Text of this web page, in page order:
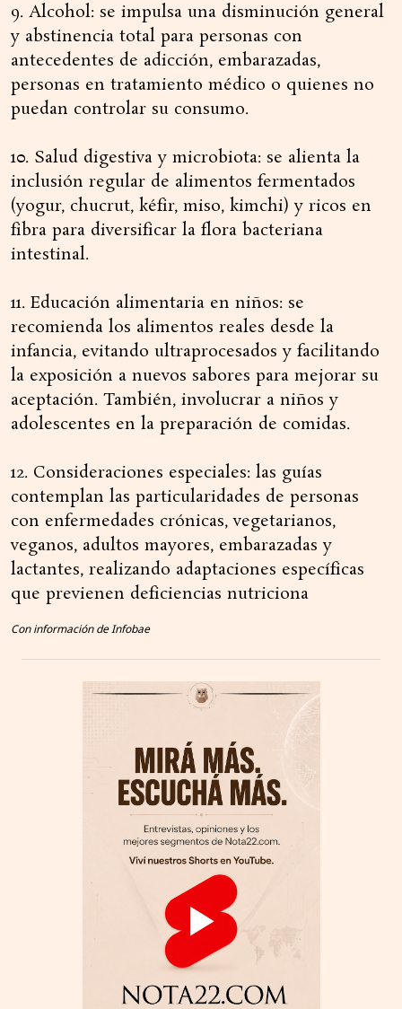
9. Alcohol: se impulsa una disminución general
y abstinencia total para personas con
antecedentes de adicción, embarazadas,
personas en tratamiento médico o quienes no
puedan controlar su consumo.
10. Salud digestiva y microbiota: se alienta la
inclusión regular de alimentos fermentados
(yogur, chucrut, kéfir, miso, kimchi) y ricos en
fibra para diversificar la flora bacteriana
intestinal.
11. Educación alimentaria en niños: se
recomienda los alimentos reales desde la
infancia, evitando ultraprocesados y facilitando
la exposición a nuevos sabores para mejorar su
aceptación. También, involucrar a niños y
adolescentes en la preparación de comidas.
12. Consideraciones especiales: las guías
contemplan las particularidades de personas
con enfermedades crónicas, vegetarianos,
veganos, adultos mayores, embarazadas y
lactantes, realizando adaptaciones específicas
que previenen deficiencias nutriciona
Con información de Infobae